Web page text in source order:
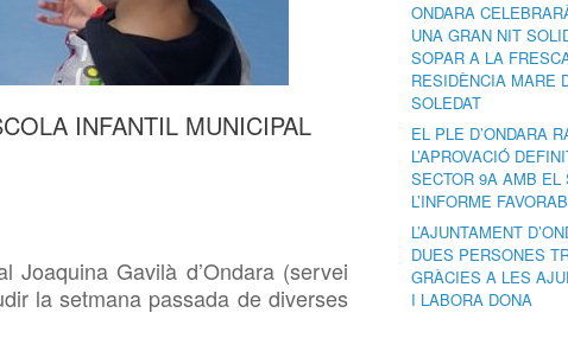
INFANTIL MUNICIPAL
Joaquina Gavilà d’Ondara (servei
la setmana passada de diverses
ONDARA
UNA GRAN NIT
SOPAR A LA
RESIDÈNCIA MARE
SOLEDAT
EL PLE D’ONDARA
L’APROVACIÓ
SECTOR 9A AMB EL
L’INFORME
L’AJUNTAMENT
DUES PERSONES
GRÀCIES A LES
I LABORA DONA